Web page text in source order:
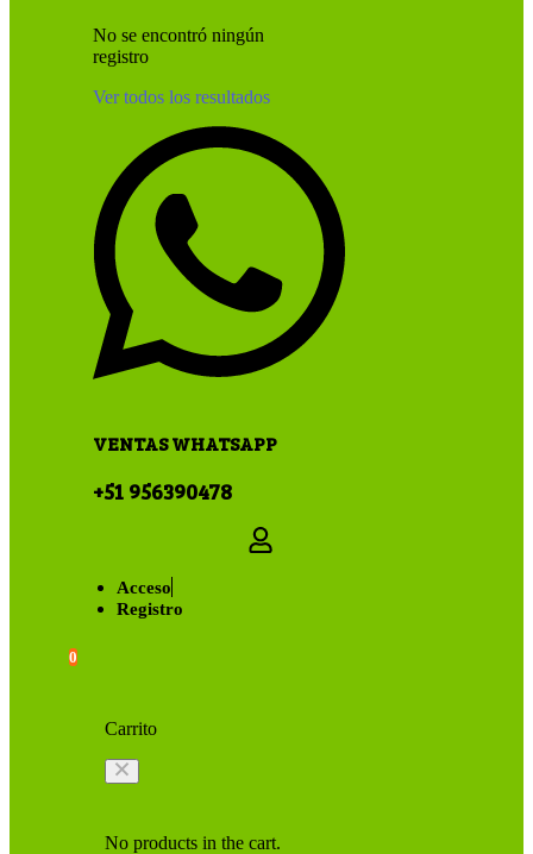
No se encontró ningún
registro
Ver todos los resultados
VENTAS WHATSAPP
+51 956390478
Acceso
Registro
0
Carrito
No products in the cart.